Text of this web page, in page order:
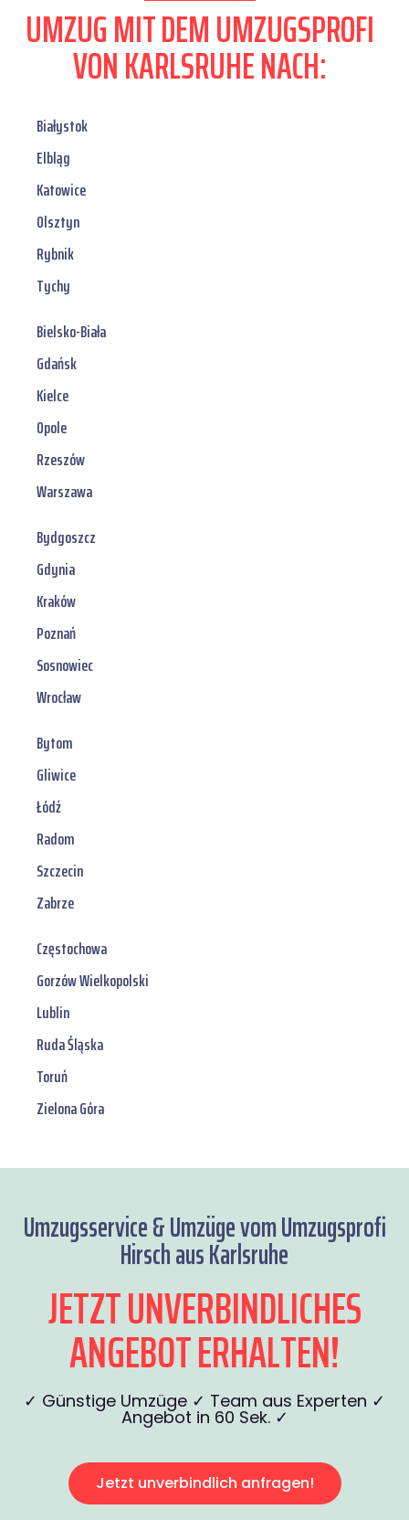
UMZUG MIT DEM UMZUGSPROFI
VON KARLSRUHE NACH:
Białystok
Elbląg
Katowice
Olsztyn
Rybnik
Tychy
Bielsko-Biała
Gdańsk
Kielce
Opole
Rzeszów
Warszawa
Bydgoszcz
Gdynia
Kraków
Poznań
Sosnowiec
Wrocław
Bytom
Gliwice
Łódź
Radom
Szczecin
Zabrze
Częstochowa
Gorzów Wielkopolski
Lublin
Ruda Śląska
Toruń
Zielona Góra
Umzugsservice & Umzüge vom Umzugsprofi
Hirsch aus Karlsruhe
JETZT UNVERBINDLICHES
ANGEBOT ERHALTEN!
✓ Günstige Umzüge ✓ Team aus Experten ✓
Angebot in 60 Sek. ✓
Jetzt unverbindlich anfragen!